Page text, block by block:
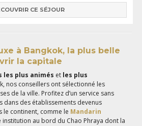
CE SÉJOUR
à Bangkok, la plus belle
la capitale
plus animés et les plus
nos conseillers ont sélectionné les
de la ville. Profitez d’un service sans
dans des établissements devenus
le continent, comme le Mandarin
institution au bord du Chao Phraya dont la